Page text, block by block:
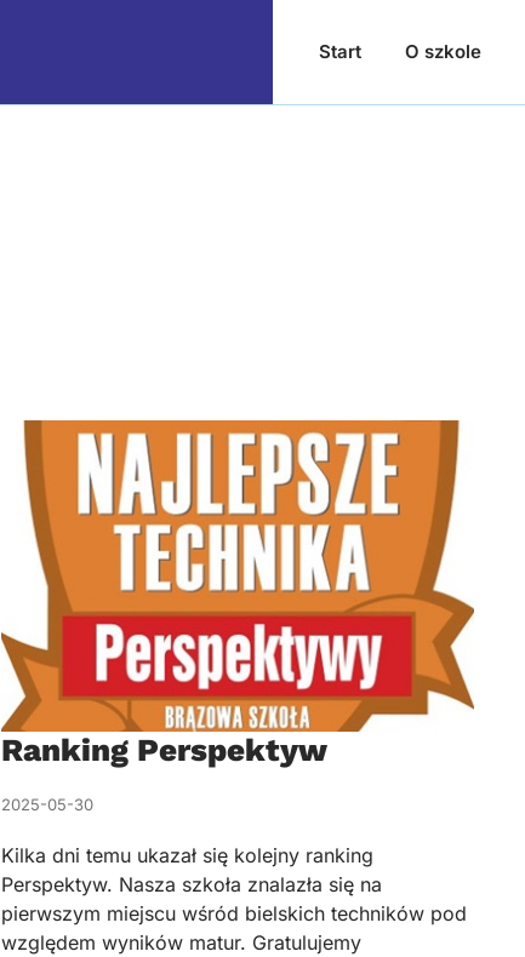
Start O szkole
Ranking Perspektyw
2025-05-30
Kilka dni temu ukazał się kolejny ranking
Perspektyw. Nasza szkoła znalazła się na
pierwszym miejscu wśród bielskich techników pod
względem wyników matur. Gratulujemy